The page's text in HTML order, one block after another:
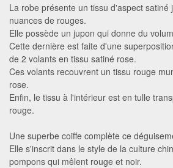
La robe présente un tissu d'aspect satiné
nuances de rouges.
Elle possède un jupon qui donne du
Cette dernière est faite d'une
de 2 volants en tissu satiné rose.
Ces volants recouvrent un tissu rouge
rose.
Enfin, le tissu à l'intérieur est en tulle
rouge.
Une superbe coiffe complète ce
Elle s'inscrit dans le style de la culture
pompons qui mêlent rouge et noir.